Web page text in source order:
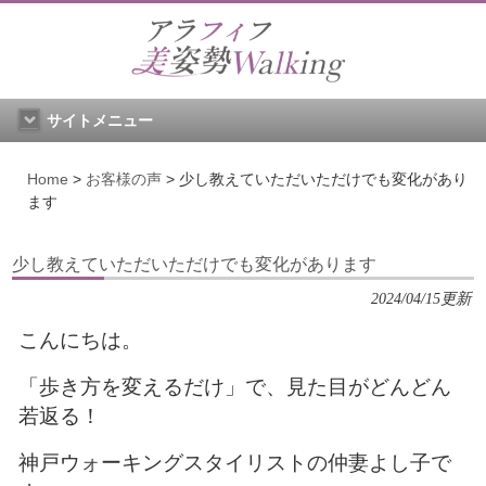
サイトメニュー
Home > お客様の声 > 少し教えていただいただけでも変化があり
ます
少し教えていただいただけでも変化があります
2024/04/15更新
こんにちは。
「歩き方を変えるだけ」で、見た目がどんどん
若返る！
神戸ウォーキングスタイリストの仲妻よし子で